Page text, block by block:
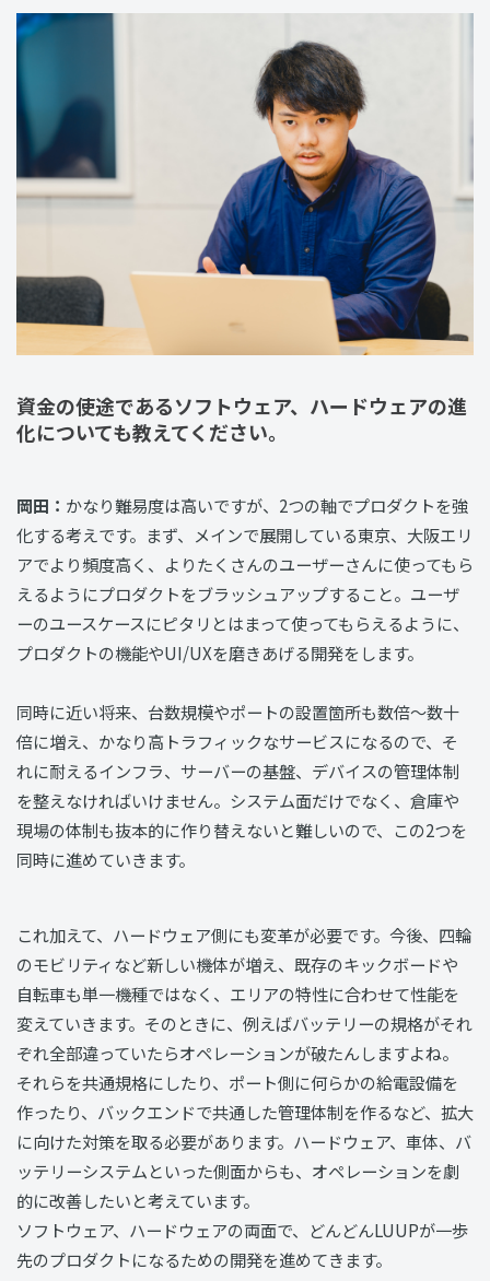
資金の使途であるソフトウェア、ハードウェアの進
化についても教えてください。
岡田： かなり難易度は高いですが、2つの軸でプロダクトを強
化する考えです。まず、メインで展開している東京、大阪エリ
アでより頻度高く、よりたくさんのユーザーさんに使ってもら
えるようにプロダクトをブラッシュアップすること。ユーザ
ーのユースケースにピタリとはまって使ってもらえるように、
プロダクトの機能やUI/UXを磨きあげる開発をします。
同時に近い将来、台数規模やポートの設置箇所も数倍〜数十
倍に増え、かなり高トラフィックなサービスになるので、そ
れに耐えるインフラ、サーバーの基盤、デバイスの管理体制
を整えなければいけません。システム面だけでなく、倉庫や
現場の体制も抜本的に作り替えないと難しいので、この2つを
同時に進めていきます。
これ加えて、ハードウェア側にも変革が必要です。今後、四輪
のモビリティなど新しい機体が増え、既存のキックボードや
自転車も単一機種ではなく、エリアの特性に合わせて性能を
変えていきます。そのときに、例えばバッテリーの規格がそれ
ぞれ全部違っていたらオペレーションが破たんしますよね。
それらを共通規格にしたり、ポート側に何らかの給電設備を
作ったり、バックエンドで共通した管理体制を作るなど、拡大
に向けた対策を取る必要があります。ハードウェア、車体、バ
ッテリーシステムといった側面からも、オペレーションを劇
的に改善したいと考えています。
ソフトウェア、ハードウェアの両面で、どんどんLUUPが一歩
先のプロダクトになるための開発を進めてきます。